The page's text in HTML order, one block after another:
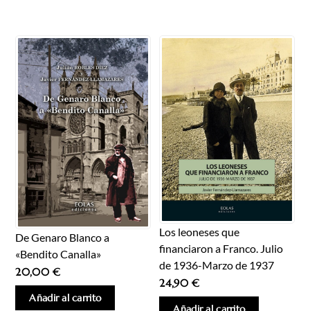
De Genaro Blanco a
«Bendito Canalla»
20,00€
Añadir al carrito
Los leoneses que
financiaron a Franco. Julio
de 1936-Marzo de 1937
24,90€